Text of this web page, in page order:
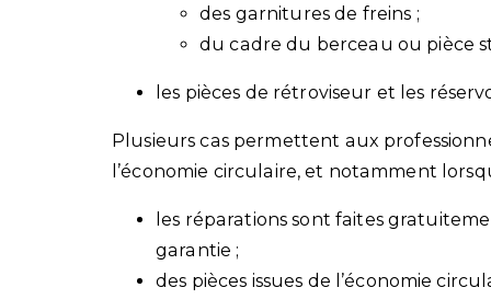
des garnitures de freins ;
du cadre du berceau ou pièce
les pièces de rétroviseur et les
Plusieurs cas permettent aux
l’économie circulaire, et notamment
les réparations sont faites
garantie ;
des pièces issues de l’économie